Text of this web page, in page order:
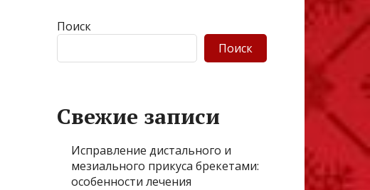
Поиск
Поиск
Свежие записи
Исправление дистального и
мезиального прикуса брекетами:
особенности лечения